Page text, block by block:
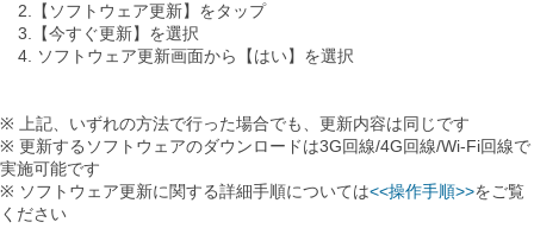
2.【ソフトウェア更新】をタップ
3.【今すぐ更新】を選択
4. ソフトウェア更新画面から【はい】を選択
※ 上記、いずれの方法で行った場合でも、更新内容は同じです
※ 更新するソフトウェアのダウンロードは3G回線/4G回線/Wi-Fi回線で
実施可能です
※ ソフトウェア更新に関する詳細手順については<<操作手順>>をご覧
ください